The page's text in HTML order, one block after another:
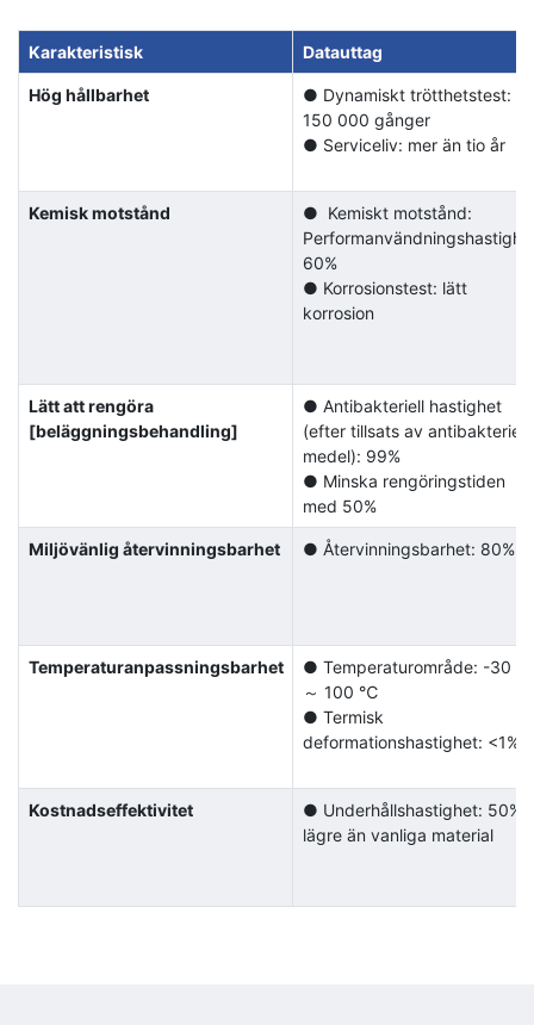
Karakteristisk Datauttag
Hög hållbarhet
● Dynamiskt trötthetstest:
150 000 gånger
● Serviceliv: mer än tio år
Kemisk motstånd
● Kemiskt motstånd:
60%
● Korrosionstest: lätt
korrosion
Lätt att rengöra
[beläggningsbehandling]
● Antibakteriell hastighet
(efter tillsats av antibakteriellt
medel): 99%
● Minska rengöringstiden
med 50%
Miljövänlig återvinningsbarhet ● Återvinningsbarhet: 80%
Temperaturanpassningsbarhet
● Temperaturområde: -30 ℃
～ 100 ℃
● Termisk
deformationshastighet: <1%
Kostnadseffektivitet
● Underhållshastighet: 50%
lägre än vanliga material